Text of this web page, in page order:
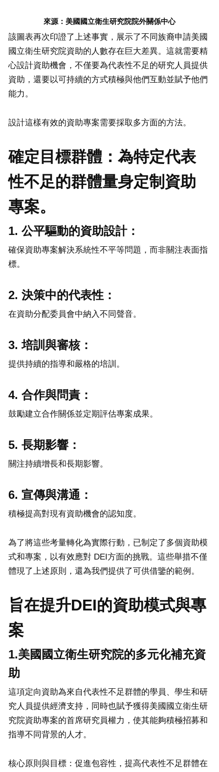
來源： 美國國立衛生研究院院外關係中心
該圖表再次印證了上述事實，展示了不同族裔申請美國
國立衛生研究院資助的人數存在巨大差異。這就需要精
心設計資助機會，不僅要為代表性不足的研究人員提供
資助，還要以可持續的方式積極與他們互動並賦予他們
能力。
設計這樣有效的資助專案需要採取多方面的方法。
確定目標群體：為特定代表
性不足的群體量身定制資助
專案。
1. 公平驅動的資助設計：
確保資助專案解決系統性不平等問題，而非關注表面指
標。
2. 決策中的代表性：
在資助分配委員會中納入不同聲音。
3. 培訓與審核：
提供持續的指導和嚴格的培訓。
4. 合作與問責：
鼓勵建立合作關係並定期評估專案成果。
5. 長期影響：
關注持續增長和長期影響。
6. 宣傳與溝通：
積極提高對現有資助機會的認知度。
為了將這些考量轉化為實際行動，已制定了多個資助模
式和專案，以有效應對 DEI方面的挑戰。這些舉措不僅
體現了上述原則，還為我們提供了可供借鑒的範例。
旨在提升DEI的資助模式與專
案
1.美國國立衛生研究院的多元化補充資
助
這項定向資助為來自代表性不足群體的學員、學生和研
究人員提供經濟支持，同時也賦予獲得美國國立衛生研
究院資助專案的首席研究員權力，使其能夠積極招募和
指導不同背景的人才。
核心原則與目標：促進包容性，提高代表性不足群體在